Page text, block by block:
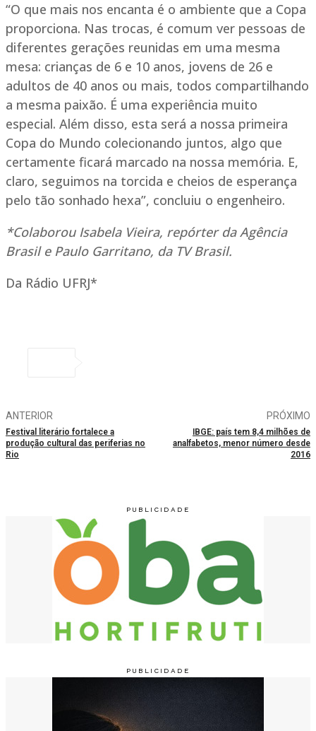
“O que mais nos encanta é o ambiente que a Copa
proporciona. Nas trocas, é comum ver pessoas de
diferentes gerações reunidas em uma mesma
mesa: crianças de 6 e 10 anos, jovens de 26 e
adultos de 40 anos ou mais, todos compartilhando
a mesma paixão. É uma experiência muito
especial. Além disso, esta será a nossa primeira
Copa do Mundo colecionando juntos, algo que
certamente ficará marcado na nossa memória. E,
claro, seguimos na torcida e cheios de esperança
pelo tão sonhado hexa”, concluiu o engenheiro.
*Colaborou Isabela Vieira, repórter da Agência
Brasil e Paulo Garritano, da TV Brasil.
Da Rádio UFRJ*
ANTERIOR
Festival literário fortalece a
produção cultural das periferias no
Rio
PRÓXIMO
IBGE: país tem 8,4 milhões de
analfabetos, menor número desde
2016